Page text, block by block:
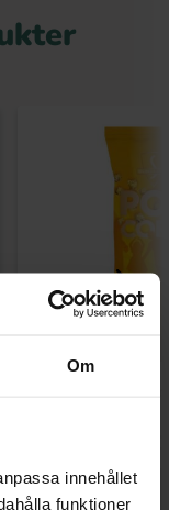
Om
innehållet
funktioner